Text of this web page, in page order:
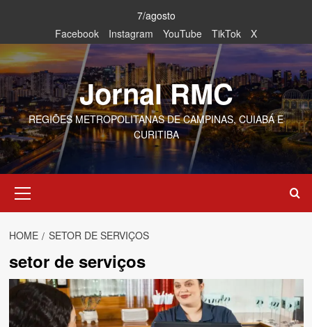
content
7/agosto
Facebook
Instagram YouTube TikTok X
Jornal RMC
REGIÕES METROPOLITANAS DE CAMPINAS, CUIABÁ E
CURITIBA
Menu
HOME SETOR DE SERVIÇOS
setor de serviços